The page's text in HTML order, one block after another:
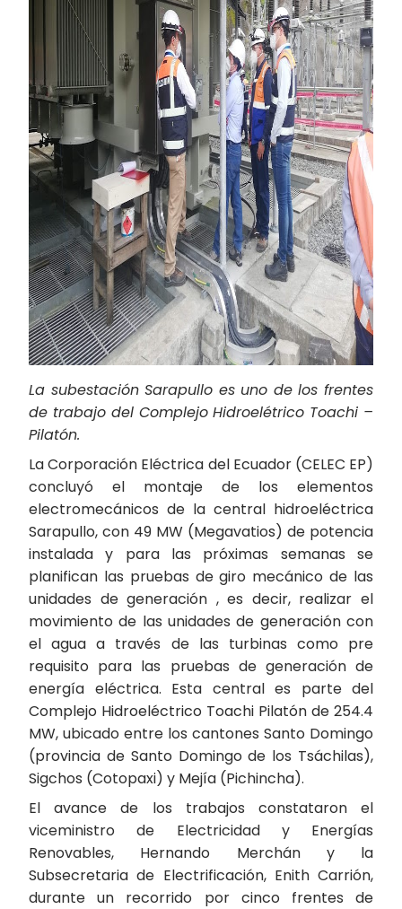
La subestación Sarapullo es uno de los frentes
de trabajo del Complejo Hidroelétrico Toachi –
Pilatón.
La Corporación Eléctrica del Ecuador (CELEC EP)
concluyó el montaje de los elementos
electromecánicos de la central hidroeléctrica
Sarapullo, con 49 MW (Megavatios) de potencia
instalada y para las próximas semanas se
planifican las pruebas de giro mecánico de las
unidades de generación , es decir, realizar el
movimiento de las unidades de generación con
el agua a través de las turbinas como pre
requisito para las pruebas de generación de
energía eléctrica. Esta central es parte del
Complejo Hidroeléctrico Toachi Pilatón de 254.4
MW, ubicado entre los cantones Santo Domingo
(provincia de Santo Domingo de los Tsáchilas),
Sigchos (Cotopaxi) y Mejía (Pichincha).
El avance de los trabajos constataron el
viceministro de Electricidad y Energías
Renovables, Hernando Merchán y la
Subsecretaria de Electrificación, Enith Carrión,
durante un recorrido por cinco frentes de